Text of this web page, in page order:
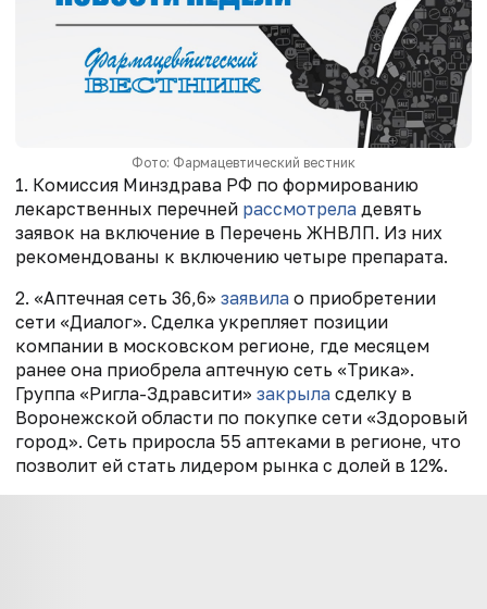
Фото: Фармацевтический вестник
1. Комиссия Минздрава РФ по формированию
лекарственных перечней рассмотрела девять
заявок на включение в Перечень ЖНВЛП. Из них
рекомендованы к включению четыре препарата.
2. «Аптечная сеть 36,6» заявила о приобретении
сети «Диалог». Сделка укрепляет позиции
компании в московском регионе, где месяцем
ранее она приобрела аптечную сеть «Трика».
Группа «Ригла-Здравсити» закрыла сделку в
Воронежской области по покупке сети «Здоровый
город». Сеть приросла 55 аптеками в регионе, что
позволит ей стать лидером рынка с долей в 12%.